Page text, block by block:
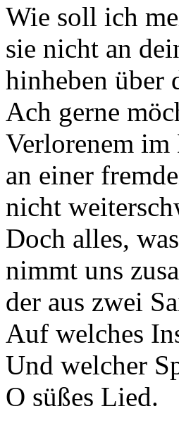
Wie soll ich
sie nicht an
hinheben über
Ach gerne
Verlorenem
an einer
nicht
Doch alles,
nimmt uns
der aus zwei
Auf welches
Und welcher
O süßes Lied.